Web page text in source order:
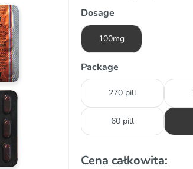
Dosage
100mg
Package
270 pill
60 pill
Cena całkowita: